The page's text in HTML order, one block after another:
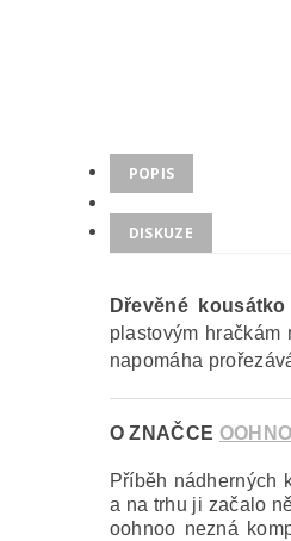
POPIS
DISKUZE
Dřevěné
plastovým
napomáha
O ZNAČCE
Příběh nádherných
a na trhu ji začalo
oohnoo nezná